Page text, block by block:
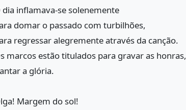
dia inflamava-se solenemente
domar o passado com turbilhões,
regressar alegremente através da canção.
marcos estão titulados para gravar as honras,
a glória.
Margem do sol!